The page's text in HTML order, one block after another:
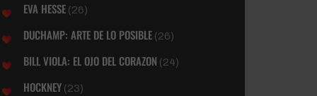
EVA HESSE (26)
DUCHAMP: ARTE DE LO POSIBLE (26)
BILL VIOLA: EL OJO DEL CORAZON (24)
HOCKNEY (23)